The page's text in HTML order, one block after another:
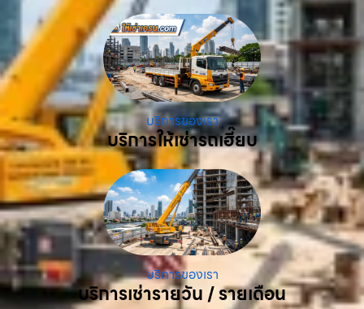
บริการของเรา
บริการให้เช่ารถเฮี๊ยบ
บริการของเรา
บริการเช่ารายวัน / รายเดือน